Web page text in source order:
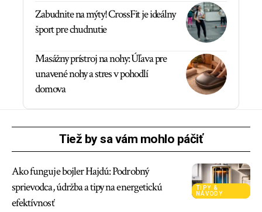
Zabudnite na mýty! CrossFit je ideálny
šport pre chudnutie
Masážny prístroj na nohy: Úľava pre
unavené nohy a stres v pohodlí
domova
Tiež by sa vám mohlo páčiť
TIPY &
NÁVODY
Ako funguje bojler Hajdú: Podrobný
sprievodca, údržba a tipy na energetickú
efektívnosť